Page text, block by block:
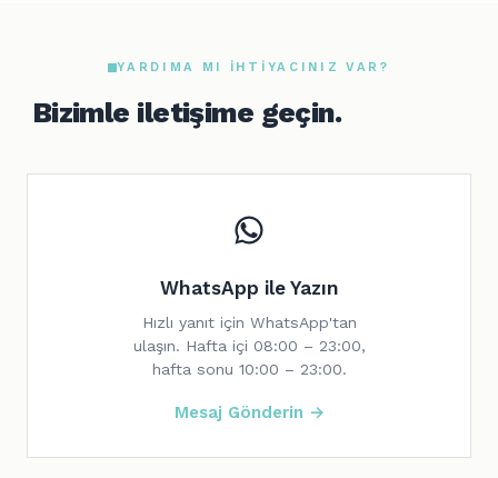
YARDIMA MI IHTIYACINIZ VAR?
Bizimle iletişime geçin.
WhatsApp ile Yazın
Hızlı yanıt için WhatsApp'tan
ulaşın. Hafta içi 08:00 – 23:00,
hafta sonu 10:00 – 23:00.
Mesaj Gönderin →